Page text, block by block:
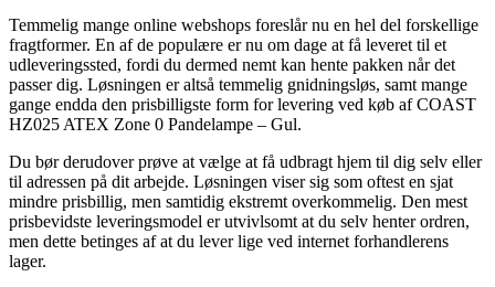
Temmelig mange online webshops foreslår nu en hel del forskellige
fragtformer. En af de populære er nu om dage at få leveret til et
udleveringssted, fordi du dermed nemt kan hente pakken når det
passer dig. Løsningen er altså temmelig gnidningsløs, samt mange
gange endda den prisbilligste form for levering ved køb af COAST
HZ025 ATEX Zone 0 Pandelampe – Gul.
Du bør derudover prøve at vælge at få udbragt hjem til dig selv eller
til adressen på dit arbejde. Løsningen viser sig som oftest en sjat
mindre prisbillig, men samtidig ekstremt overkommelig. Den mest
prisbevidste leveringsmodel er utvivlsomt at du selv henter ordren,
men dette betinges af at du lever lige ved internet forhandlerens
lager.